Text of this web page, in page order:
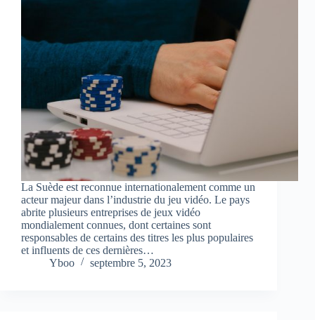
La Suède est reconnue internationalement comme un
acteur majeur dans l’industrie du jeu vidéo. Le pays
abrite plusieurs entreprises de jeux vidéo
mondialement connues, dont certaines sont
responsables de certains des titres les plus populaires
et influents de ces dernières…
Yboo
septembre 5, 2023